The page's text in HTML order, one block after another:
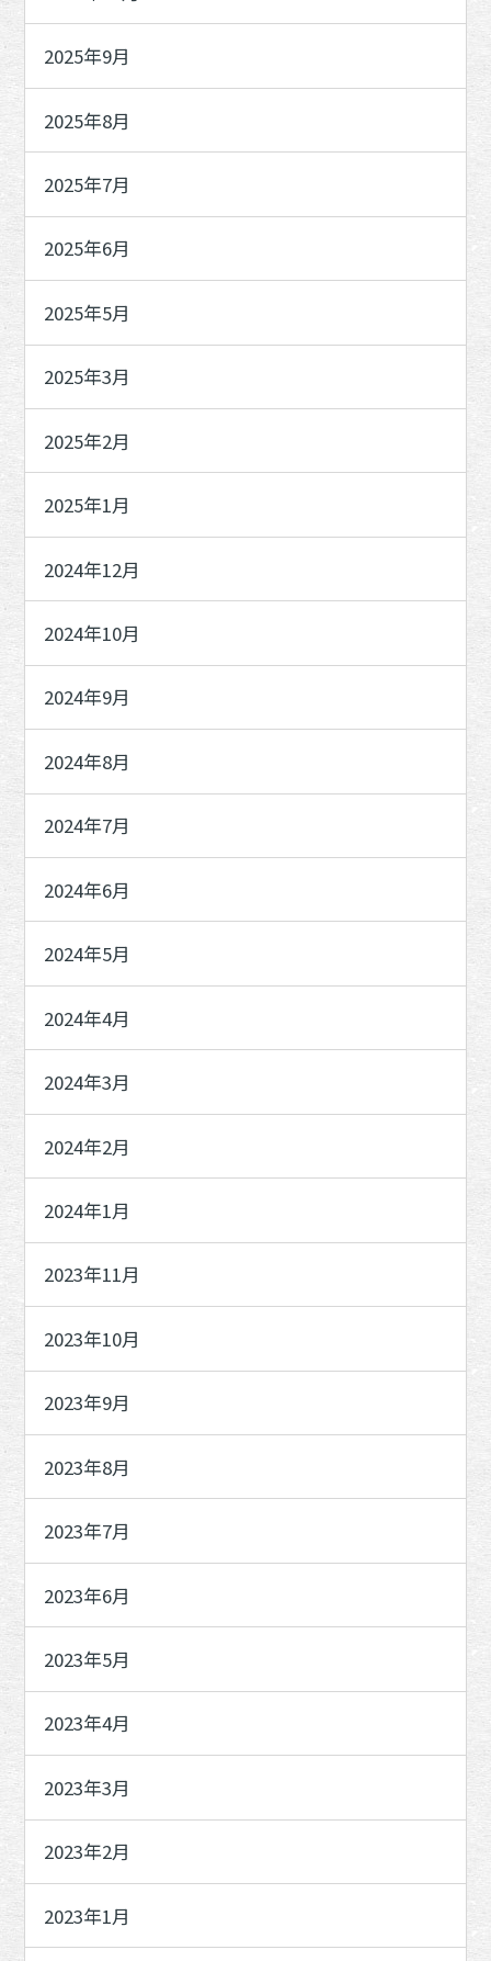
2025年9月
2025年8月
2025年7月
2025年6月
2025年5月
2025年3月
2025年2月
2025年1月
2024年12月
2024年10月
2024年9月
2024年8月
2024年7月
2024年6月
2024年5月
2024年4月
2024年3月
2024年2月
2024年1月
2023年11月
2023年10月
2023年9月
2023年8月
2023年7月
2023年6月
2023年5月
2023年4月
2023年3月
2023年2月
2023年1月